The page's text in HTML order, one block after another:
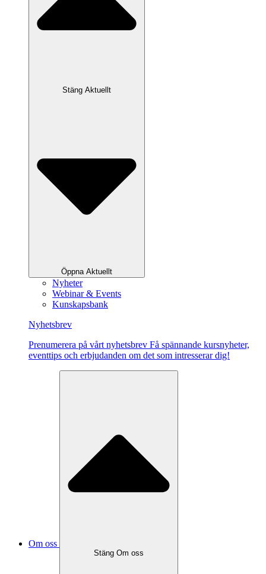
Stäng Aktuellt
Öppna Aktuellt
Nyheter
Webinar & Events
Kunskapsbank
Nyhetsbrev
Pre­nu­me­re­ra på vårt ny­hets­brev Få spännande kursnyheter,
eventtips och erbjudanden om det som intresserar dig!
Om oss
Stäng Om oss